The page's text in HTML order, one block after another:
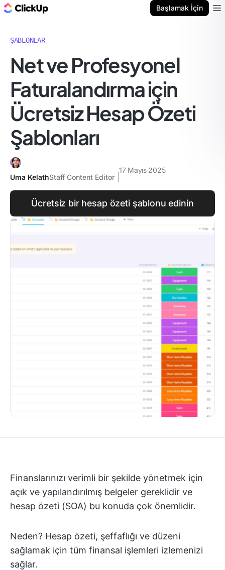
Başlamak İçin
ŞABLONLAR
Net ve Profesyonel
Faturalandırma için
Ücretsiz Hesap Özeti
Şablonları
Uma KelathStaff Content Editor
17 Mayıs 2025
Ücretsiz bir hesap özeti şablonu edinin
Finanslarınızı verimli bir şekilde yönetmek için
açık ve yapılandırılmış belgeler gereklidir ve
hesap özeti (SOA) bu konuda çok önemlidir.
Neden? Hesap özeti, şeffaflığı ve düzeni
sağlamak için tüm finansal işlemleri izlemenizi
sağlar.